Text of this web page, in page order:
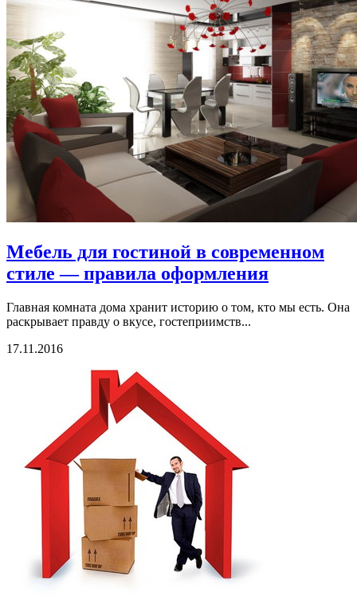
Мебель для гостиной в современном
стиле — правила оформления
Главная комната дома хранит историю о том, кто мы есть. Она
раскрывает правду о вкусе, гостеприимств...
17.11.2016